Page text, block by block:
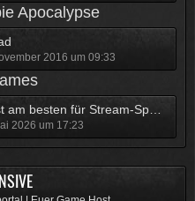
Apocalypse
2016 um 09:33
besten für Stream-Spenden?
2026 um 17:23